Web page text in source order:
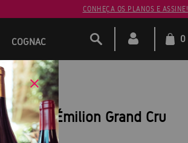
CONHEÇA OS PLANOS E ASSINE!
COGNAC 0
Saint-Émilion Grand Cru